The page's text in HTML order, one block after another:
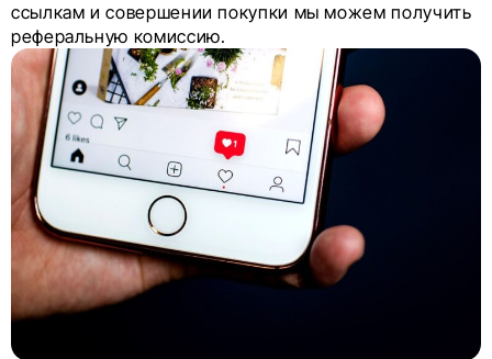
ссылкам и совершении покупки мы можем получить
реферальную комиссию.